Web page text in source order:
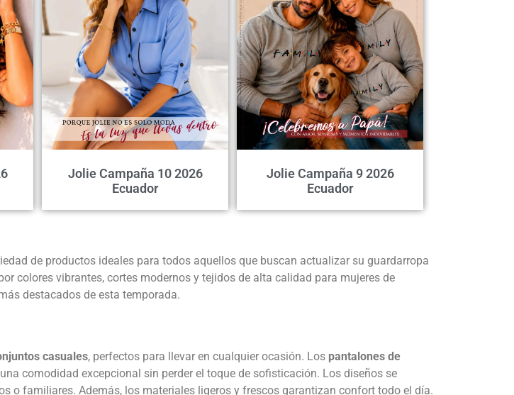
Jolie Campaña 10 2026
Ecuador
Jolie Campaña 9 2026
Ecuador
de productos ideales para todos aquellos que buscan actualizar su guardarropa
colores vibrantes, cortes modernos y tejidos de alta calidad para mujeres de
destacados de esta temporada.
casuales, perfectos para llevar en cualquier ocasión. Los pantalones de
comodidad excepcional sin perder el toque de sofisticación. Los diseños se
o familiares. Además, los materiales ligeros y frescos garantizan confort todo el día.